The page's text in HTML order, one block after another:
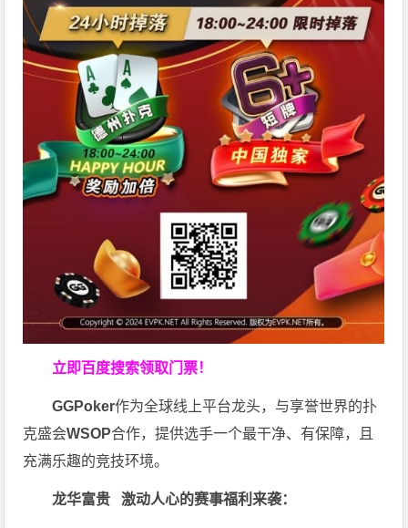
立即百度搜索领取门票！
GGPoker作为全球线上平台龙头，与享誉世界的扑
克盛会WSOP合作，提供选手一个最干净、有保障，且
充满乐趣的竞技环境。
龙华富贵 激动人心的赛事福利来袭：